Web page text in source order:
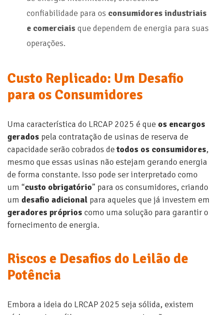
confiabilidade para os consumidores industriais
e comerciais que dependem de energia para suas
operações.
Custo Replicado: Um Desafio
para os Consumidores
Uma característica do LRCAP 2025 é que os encargos
gerados pela contratação de usinas de reserva de
capacidade serão cobrados detodos os consumidores,
mesmo que essas usinas não estejam gerando energia
de forma constante. Isso pode ser interpretado como
um “custo obrigatório” para os consumidores, criando
um desafio adicional para aqueles que já investem em
geradores próprios como uma solução para garantir o
fornecimento de energia.
Riscos e Desafios do Leilão de
Potência
Embora a ideia do LRCAP 2025 seja sólida, existem